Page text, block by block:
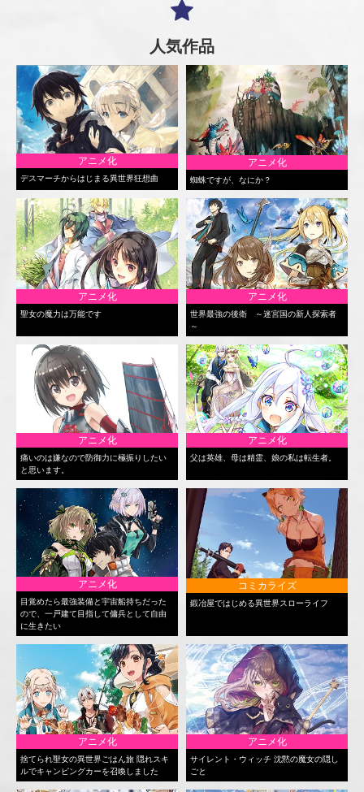
人気作品
アニメ化
デスマーチからはじまる異世界狂想曲
アニメ化
蜘蛛ですが、なにか？
アニメ化
聖女の魔力は万能です
アニメ化
世界最強の後衛 ～迷宮国の新人探索者
～
アニメ化
痛いのは嫌なので防御力に極振りしたい
と思います。
アニメ化
父は英雄、母は精霊、娘の私は転生者。
アニメ化
目覚めたら最強装備と宇宙船持ちだった
ので、一戸建て目指して傭兵として自由
に生きたい
コミカライズ
鍛冶屋ではじめる異世界スローライフ
アニメ化
捨てられ聖女の異世界ごはん旅 隠れスキ
ルでキャンピングカーを召喚しました
アニメ化
サイレント・ウィッチ 沈黙の魔女の隠し
ごと